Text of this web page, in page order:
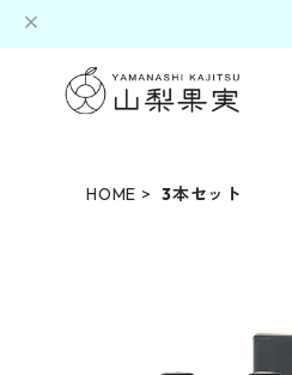
HOME 3本セット